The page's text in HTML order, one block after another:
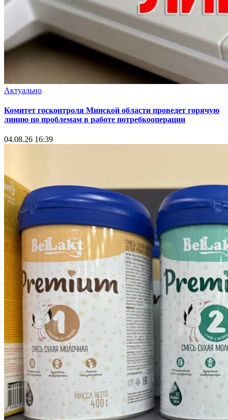
Актуально
Комитет госконтроля Минской области проведет горячую
линию по проблемам в работе потребкооперации
04.08.26 16:39